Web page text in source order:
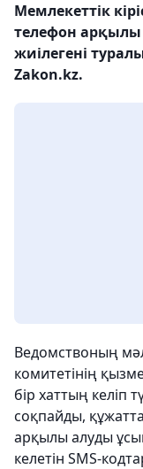
Мемлекеттік
телефон
жиілегені
Zakon.kz.
Ведомствоның
комитетінің
бір хаттың келіп
соқпайды,
арқылы алуды
келетін SMS-